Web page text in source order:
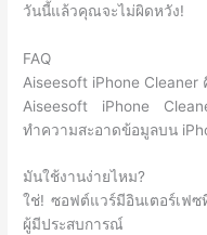
วันนี้แล้วคุณจะไม่ผิดหวัง!
FAQ
Aiseesoft iPhone Cleaner
Aiseesoft iPhone
ทำความสะอาดข้อมูลบน
มันใช้งานง่ายไหม?
ใช่! ซอฟต์แวร์มีอินเตอร์เฟซ
ผู้มีประสบการณ์